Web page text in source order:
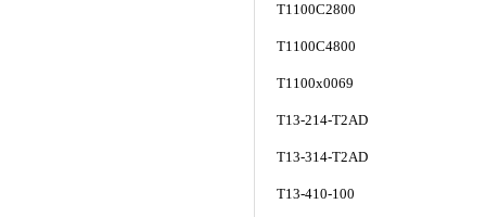
T1100C2800
T1100C4800
T1100x0069
T13-214-T2AD
T13-314-T2AD
T13-410-100